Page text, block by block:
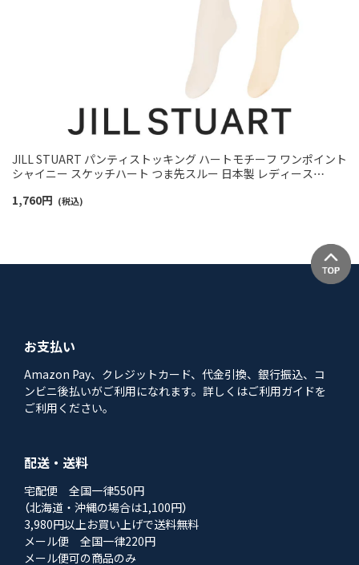
JILL STUART パンティストッキング ハートモチーフ ワンポイント
シャイニー スケッチハート つま先スルー 日本製 レディース
1,760円 (税込)
お支払い
Amazon Pay、クレジットカード、代金引換、銀行振込、コ
ンビニ後払いがご利用になれます。詳しくはご利用ガイドを
ご利用ください。
配送・送料
宅配便 全国一律550円
（北海道・沖縄の場合は1,100円）
3,980円以上お買い上げで送料無料
メール便 全国一律220円
メール便可の商品のみ